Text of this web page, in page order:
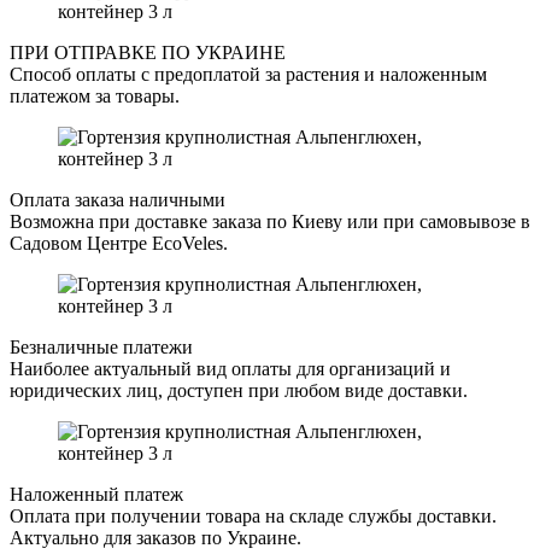
ПРИ ОТПРАВКЕ ПО УКРАИНЕ
Способ оплаты с предоплатой за растения и наложенным
платежом за товары.
Оплата заказа наличными
Возможна при доставке заказа по Киеву или при самовывозе в
Садовом Центре EcoVeles.
Безналичные платежи
Наиболее актуальный вид оплаты для организаций и
юридических лиц, доступен при любом виде доставки.
Наложенный платеж
Оплата при получении товара на складе службы доставки.
Актуально для заказов по Украине.